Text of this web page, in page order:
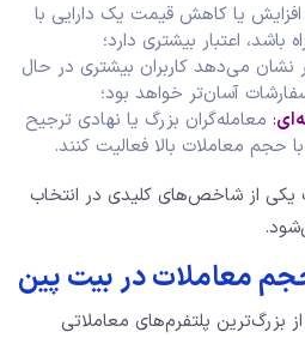
یا کاهش قیمت یک دارایی با
اعتبار بیشتری دارد؛
نشان می‌دهد کاربران بیشتری در حال
آسان‌تر خواهد بود؛
: معامله‌گران بزرگ یا نهادی ترجیح
حجم معاملات بالا فعالیت کنند.
یکی از شاخص‌های کلیدی در انتخاب
بزرگ‌ترین پلتفرم‌های معاملاتی